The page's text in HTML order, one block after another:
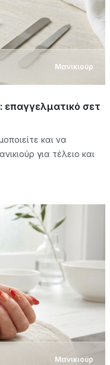
Μανικιούρ
σετ
και να
για τέλειο και
Μανικιούρ